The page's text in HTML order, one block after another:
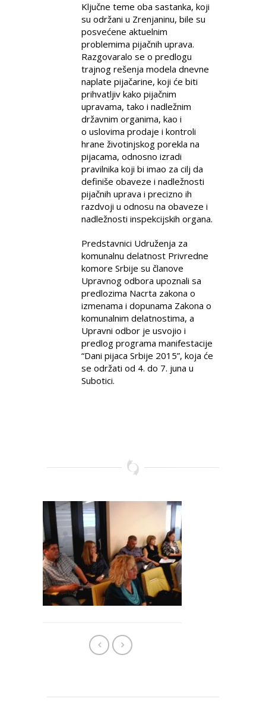
Ključne teme oba sastanka, koji
su održani u Zrenjaninu, bile su
posvećene aktuelnim
problemima pijačnih uprava.
Razgovaralo se o predlogu
trajnog rešenja modela dnevne
naplate pijačarine, koji će biti
prihvatljiv kako pijačnim
upravama, tako i nadležnim
državnim organima, kao i
o uslovima prodaje i kontroli
hrane životinjskog porekla na
pijacama, odnosno izradi
pravilnika koji bi imao za cilj da
definiše obaveze i nadležnosti
pijačnih uprava i precizno ih
razdvoji u odnosu na obaveze i
nadležnosti inspekcijskih organa.
Predstavnici Udruženja za
komunalnu delatnost Privredne
komore Srbije su članove
Upravnog odbora upoznali sa
predlozima Nacrta zakona o
izmenama i dopunama Zakona o
komunalnim delatnostima, a
Upravni odbor je usvojio i
predlog programa manifestacije
“Dani pijaca Srbije 2015”, koja će
se održati od 4. do 7. juna u
Subotici.